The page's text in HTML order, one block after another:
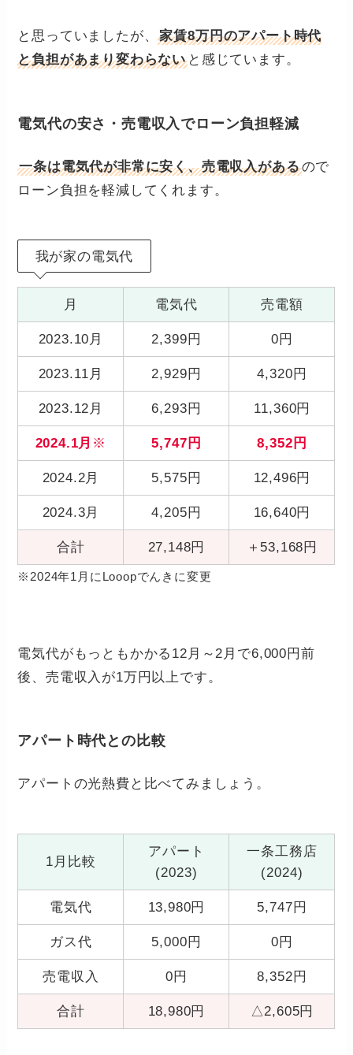
と思っていましたが、家賃8万円のアパート時代
と負担があまり変わらない と感じています。
電気代の安さ・売電収入でローン負担軽減
一条は電気代が非常に安く、売電収入があるので
ローン負担を軽減してくれます。
我が家の電気代
月 電気代 売電額
2023.10月 2,399円 0円
2023.11月 2,929円 4,320円
2023.12月 6,293円 11,360円
2024.1月 ※ 5,747円 8,352円
2024.2月 5,575円 12,496円
2024.3月 4,205円 16,640円
合計 27,148円 ＋53,168円
※2024年1月にLooopでんきに変更
電気代がもっともかかる12月～2月で6,000円前
後、売電収入が1万円以上です。
アパート時代との比較
アパートの光熱費と比べてみましょう。
1月比較
アパート
(2023)
一条工務店
(2024)
電気代 13,980円 5,747円
ガス代 5,000円 0円
売電収入 0円 8,352円
合計 18,980円 △2,605円